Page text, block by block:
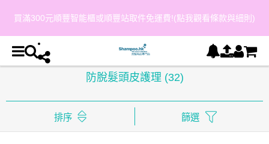
會員購物每 HKD$800 可獲得 HKD$40 購物金(點我觀看條款與細則)
防脫髮頭皮護理 (32)
排序 篩選